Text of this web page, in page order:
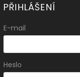
PŘIHLÁŠENÍ
E-mail
Heslo